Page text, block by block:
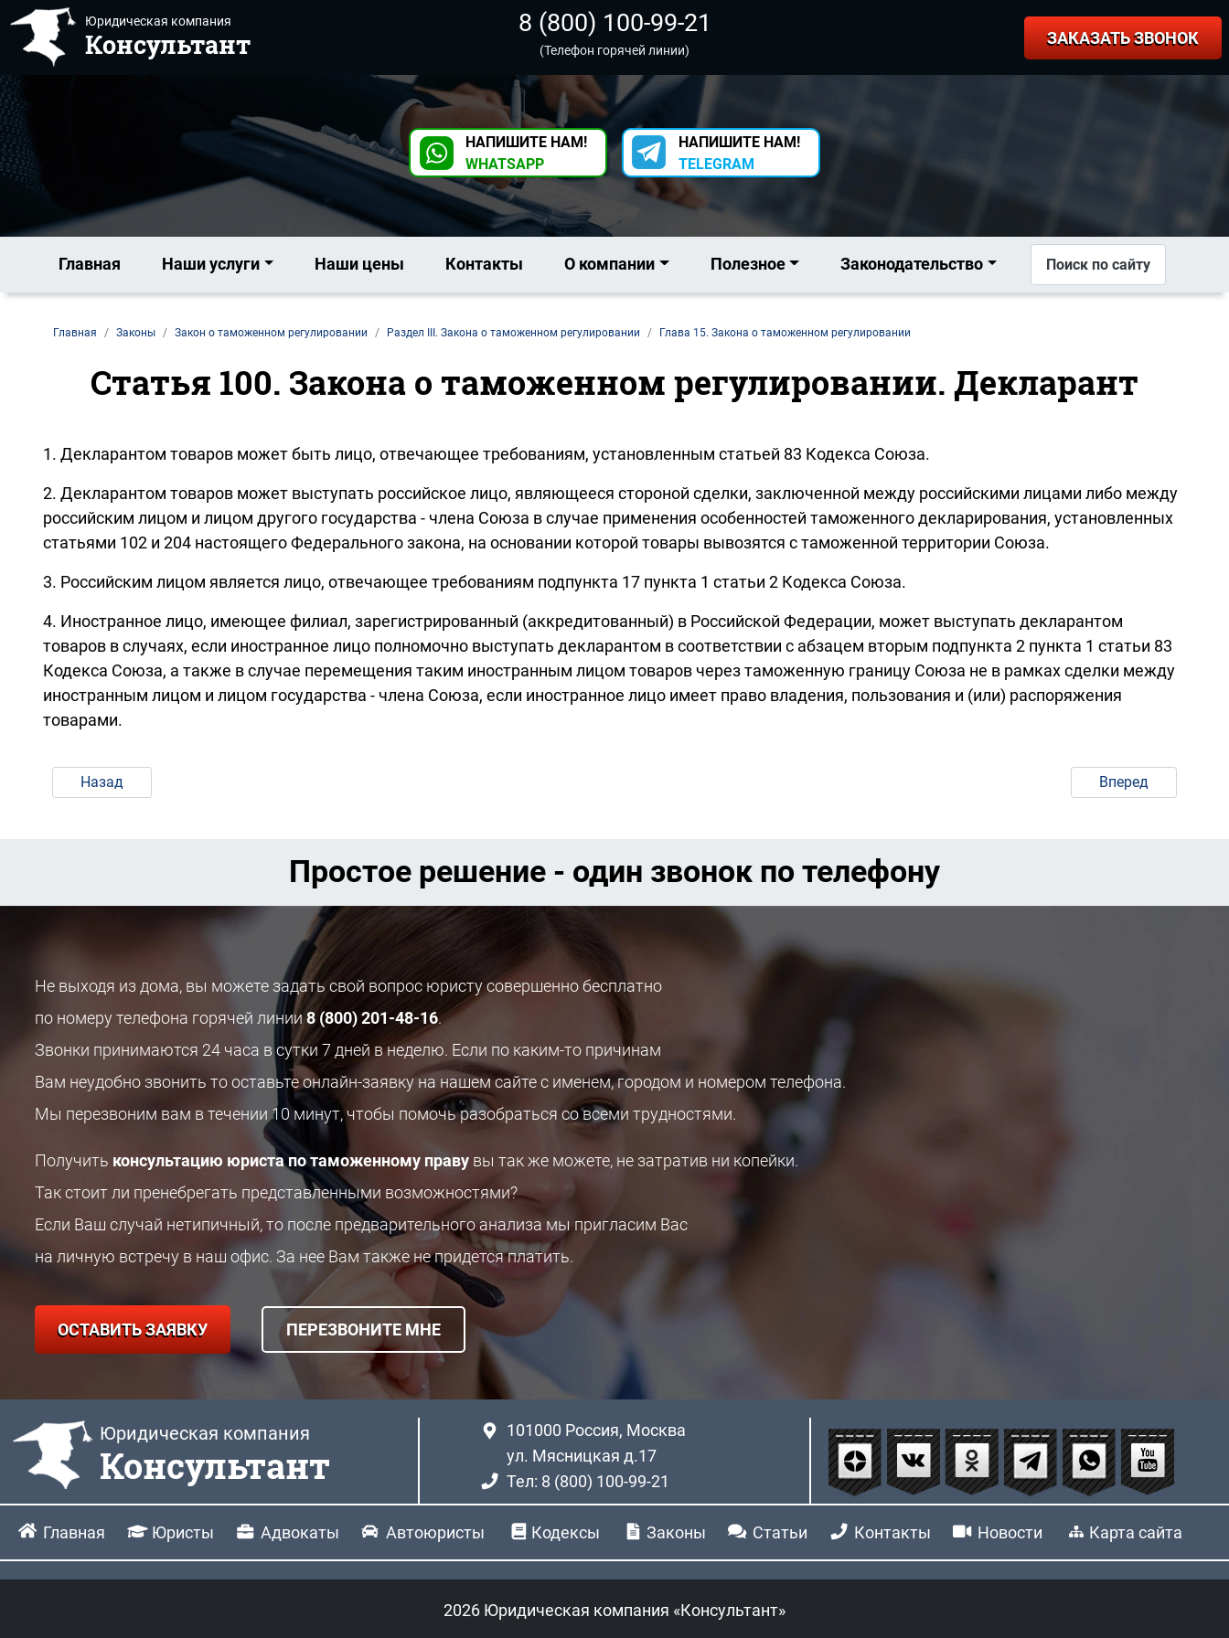
Юридическая компания
Консультант
8 (800) 100-99-21
(Телефон горячей линии)
ЗАКАЗАТЬ ЗВОНОК
НАПИШИТЕ НАМ!
WHATSAPP
НАПИШИТЕ НАМ!
TELEGRAM
Главная Наши услуги Наши цены Контакты О компании Полезное Законодательство Поиск по сайту
Главная Законы Закон о таможенном регулировании Раздел III. Закона о таможенном регулировании Глава 15. Закона о таможенном регулировании
Статья 100. Закона о таможенном регулировании. Декларант
1. Декларантом товаров может быть лицо, отвечающее требованиям, установленным статьей 83 Кодекса Союза.
2. Декларантом товаров может выступать российское лицо, являющееся стороной сделки, заключенной между российскими лицами либо между
российским лицом и лицом другого государства - члена Союза в случае применения особенностей таможенного декларирования, установленных
статьями 102 и 204 настоящего Федерального закона, на основании которой товары вывозятся с таможенной территории Союза.
3. Российским лицом является лицо, отвечающее требованиям подпункта 17 пункта 1 статьи 2 Кодекса Союза.
4. Иностранное лицо, имеющее филиал, зарегистрированный (аккредитованный) в Российской Федерации, может выступать декларантом
товаров в случаях, если иностранное лицо полномочно выступать декларантом в соответствии с абзацем вторым подпункта 2 пункта 1 статьи 83
Кодекса Союза, а также в случае перемещения таким иностранным лицом товаров через таможенную границу Союза не в рамках сделки между
иностранным лицом и лицом государства - члена Союза, если иностранное лицо имеет право владения, пользования и (или) распоряжения
товарами.
Назад Вперед
Простое решение - один звонок по телефону
Не выходя из дома, вы можете задать свой вопрос юристу совершенно бесплатно
по номеру телефона горячей линии8 (800) 201-48-16.
Звонки принимаются 24 часа в сутки 7 дней в неделю. Если по каким-то причинам
Вам неудобно звонить то оставьте онлайн-заявку на нашем сайте с именем, городом и номером телефона.
Мы перезвоним вам в течении 10 минут, чтобы помочь разобраться со всеми трудностями.
Получить консультацию юриста по таможенному праву вы так же можете, не затратив ни копейки.
Так стоит ли пренебрегать представленными возможностями?
Если Ваш случай нетипичный, то после предварительного анализа мы пригласим Вас
на личную встречу в наш офис. За нее Вам также не придется платить.
ОСТАВИТЬ ЗАЯВКУ ПЕРЕЗВОНИТЕ МНЕ
Юридическая компания
Консультант
101000 Россия, Москва
ул. Мясницкая д.17
Тел: 8 (800) 100-99-21
Главная Юристы Адвокаты Автоюристы Кодексы Законы Статьи Контакты Новости Карта сайта
2026 Юридическая компания «Консультант»